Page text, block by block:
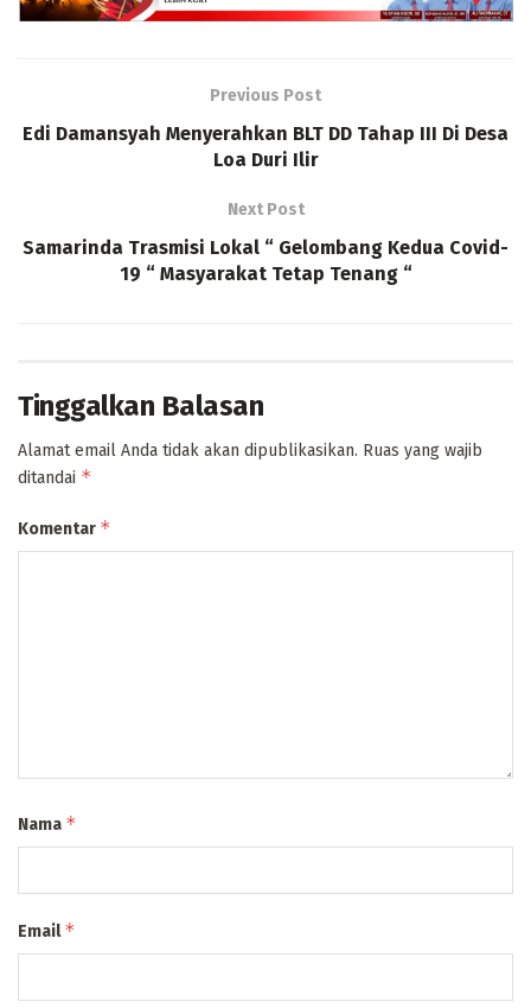
Previous Post
Edi Damansyah Menyerahkan BLT DD Tahap III Di Desa
Loa Duri Ilir
Next Post
Samarinda Trasmisi Lokal “ Gelombang Kedua Covid-
19 “ Masyarakat Tetap Tenang “
Tinggalkan Balasan
Alamat email Anda tidak akan dipublikasikan. Ruas yang wajib
ditandai *
Komentar *
Nama *
Email*